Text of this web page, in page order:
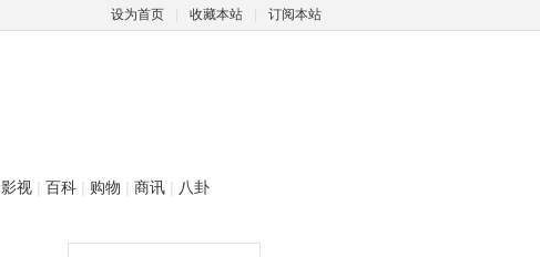
设为首页 收藏本站 订阅本站
影视 | 百科 | 购物 | 商讯 | 八卦